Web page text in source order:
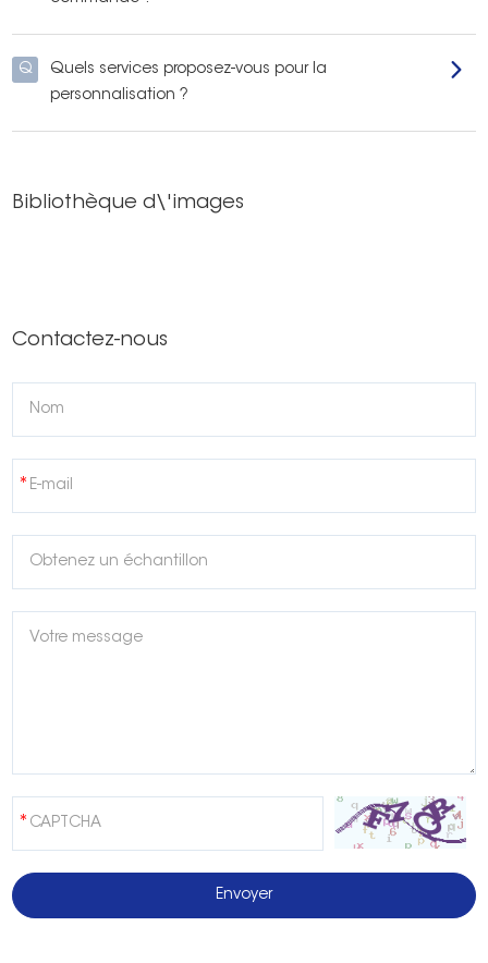
Q
Quels services proposez-vous pour la
personnalisation ?
Bibliothèque d\'images
Contactez-nous